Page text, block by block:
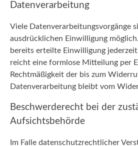
Datenverarbeitung
Viele Datenverarbeitungsvorgänge
ausdrücklichen Einwilligung
bereits erteilte Einwilligung
reicht eine formlose Mitteilung per
Rechtmäßigkeit der bis zum
Datenverarbeitung bleibt vom
Beschwerderecht bei der
Aufsichtsbehörde
Im Falle datenschutzrechtlicher